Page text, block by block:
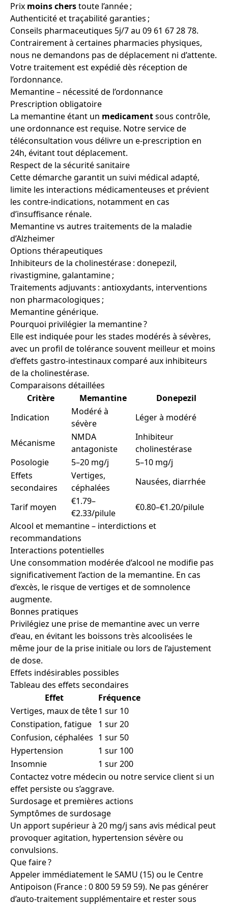
Prix moins cherstoute l’année ;
Authenticité et traçabilité garanties ;
Conseils pharmaceutiques 5j/7 au 09 61 67 28 78.
Contrairement à certaines pharmacies physiques,
nous ne demandons pas de déplacement ni d’attente.
Votre traitement est expédié dès réception de
l’ordonnance.
Memantine – nécessité de l’ordonnance
Prescription obligatoire
La memantine étant un medicamentsous contrôle,
une ordonnance est requise. Notre service de
téléconsultation vous délivre un e-prescription en
24h, évitant tout déplacement.
Respect de la sécurité sanitaire
Cette démarche garantit un suivi médical adapté,
limite les interactions médicamenteuses et prévient
les contre-indications, notamment en cas
d’insuffisance rénale.
Memantine vs autres traitements de la maladie
d’Alzheimer
Options thérapeutiques
Inhibiteurs de la cholinestérase : donepezil,
rivastigmine, galantamine ;
Traitements adjuvants : antioxydants, interventions
non pharmacologiques ;
Memantine générique.
Pourquoi privilégier la memantine ?
Elle est indiquée pour les stades modérés à sévères,
avec un profil de tolérance souvent meilleur et moins
d’effets gastro-intestinaux comparé aux inhibiteurs
de la cholinestérase.
Comparaisons détaillées
Critère
Memantine
Donepezil
Indication
Modéré à
sévère
Léger à modéré
Mécanisme
NMDA
antagoniste
Inhibiteur
cholinestérase
Posologie
5–20 mg/j
5–10 mg/j
Effets
secondaires
Vertiges,
céphalées
Nausées, diarrhée
Tarif moyen
€1.79–
€2.33/pilule
€0.80–€1.20/pilule
Alcool et memantine – interdictions et
recommandations
Interactions potentielles
Une consommation modérée d’alcool ne modifie pas
significativement l’action de la memantine. En cas
d’excès, le risque de vertiges et de somnolence
augmente.
Bonnes pratiques
Privilégiez une prise de memantine avec un verre
d’eau, en évitant les boissons très alcoolisées le
même jour de la prise initiale ou lors de l’ajustement
de dose.
Effets indésirables possibles
Tableau des effets secondaires
Effet
Fréquence
Vertiges, maux de tête1 sur 10
Constipation, fatigue
1 sur 20
Confusion, céphalées 1 sur 50
Hypertension
1 sur 100
Insomnie
1 sur 200
Contactez votre médecin ou notre service client si un
effet persiste ou s’aggrave.
Surdosage et premières actions
Symptômes de surdosage
Un apport supérieur à 20 mg/j sans avis médical peut
provoquer agitation, hypertension sévère ou
convulsions.
Que faire ?
Appeler immédiatement le SAMU (15) ou le Centre
Antipoison (France : 0 800 59 59 59). Ne pas générer
d’auto-traitement supplémentaire et rester sous